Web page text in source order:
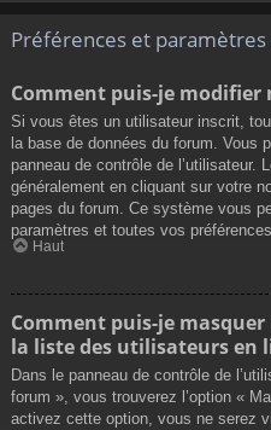
Préférences et
Comment puis-je modifier
Si vous êtes un utilisateur inscrit,
la base de données du forum. Vous
panneau de contrôle de l’utilisateur.
généralement en cliquant sur votre
pages du forum. Ce système vous
paramètres et toutes vos préférences.
Haut
Comment puis-je
la liste des utilisateurs en
Dans le panneau de contrôle de
forum », vous trouverez l’option «
activez cette option, vous ne serez